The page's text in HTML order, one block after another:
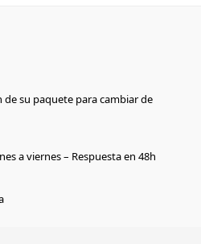
de su paquete para cambiar de
a viernes – Respuesta en 48h